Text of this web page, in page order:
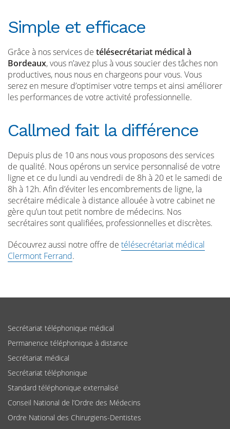
Simple et efficace
Grâce à nos services de télésecrétariat médical à
Bordeaux, vous n’avez plus à vous soucier des tâches non
productives, nous nous en chargeons pour vous. Vous
serez en mesure d’optimiser votre temps et ainsi améliorer
les performances de votre activité professionnelle.
Callmed fait la différence
Depuis plus de 10 ans nous vous proposons des services
de qualité. Nous opérons un service personnalisé de votre
ligne et ce du lundi au vendredi de 8h à 20 et le samedi de
8h à 12h. Afin d’éviter les encombrements de ligne, la
secrétaire médicale à distance allouée à votre cabinet ne
gère qu’un tout petit nombre de médecins. Nos
secrétaires sont qualifiées, professionnelles et discrètes.
Découvrez aussi notre offre de télésecrétariat médical
Clermont Ferrand.
Secrétariat téléphonique médical
Permanence téléphonique à distance
Secrétariat médical
Secrétariat téléphonique
Standard téléphonique externalisé
Conseil National de l’Ordre des Médecins
Ordre National des Chirurgiens-Dentistes